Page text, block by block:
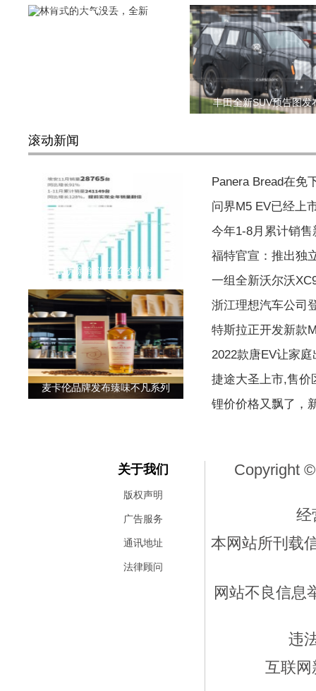
林肯式的大气没丢，全新
丰田全新SUV预告图发
滚动新闻
11月新能源车企交付榜
麦卡伦品牌发布臻味不凡系列
Panera Bread在免
问界M5 EV已经上
今年1-8月累计销
福特官宣：推出独
一组全新沃尔沃
浙江理想汽车公司
特斯拉正开发新款
2022款唐EV让家
捷途大圣上市,售价
锂价价格又飘了，
关于我们
版权声明
广告服务
通讯地址
法律顾问
Copyright
经
本网站所刊载
网站不良信息
违
互联网